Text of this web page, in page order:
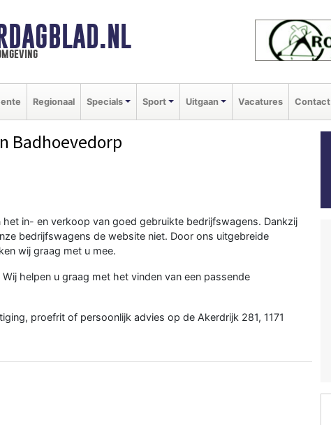
Regionaal Specials Sport Uitgaan Vacatures Contact
Badhoevedorp
in- en verkoop van goed gebruikte bedrijfswagens. Dankzij
bedrijfswagens de website niet. Door ons uitgebreide
wij graag met u mee.
helpen u graag met het vinden van een passende
proefrit of persoonlijk advies op de Akerdrijk 281, 1171